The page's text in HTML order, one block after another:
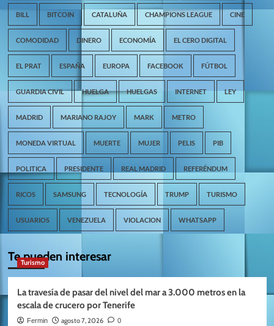
BILL BITCOIN CATALUÑA CHAMPIONS LEAGUE CINE
COMODIDAD DINERO ECONOMÍA EL CERO DIGITAL
EL PRAT ESPAÑA EUROPA FACEBOOK FÚTBOL
GUARDIA CIVIL HUELGA HUELGAS INTERNET LEY
MADRID MARIANO RAJOY MARK METRO
MONEDA VIRTUAL MUERTE MUJER PELIS PIB
POLITICA PRESIDENTE REAL MADRID REFERÉNDUM
RICOS SAMSUNG TECNOLOGÍA TRUMP TURISMO
USUARIOS VENEZUELA VIOLACION WHATSAPP
Te pueden interesar
Turismo
La travesía de pasar del nivel del mar a 3.000 metros en la
escala de crucero por Tenerife
Fermin agosto 7, 2026 0